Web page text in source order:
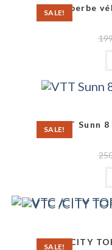
SALE!Superbe
SALE!VTT Sunn
SALE!
VTC /CITY